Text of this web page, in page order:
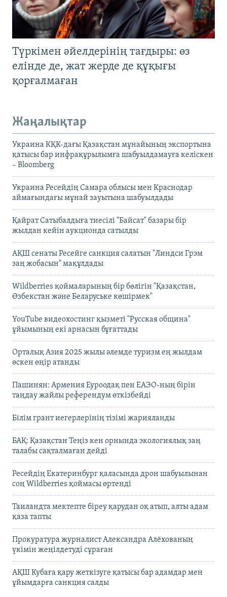
Түркімен әйелдерінің тағдыры: өз
елінде де, жат жерде де құқығы
қорғалмаған
Жаңалықтар
Украина КҚК-дағы Қазақстан мұнайының экспортына
қатысы бар инфрақұрылымға шабуылдамауға келіскен
– Bloomberg
Украина Ресейдің Самара облысы мен Краснодар
аймағындағы мұнай зауытына шабуылдады
Қайрат Сатыбалдыға тиесілі "Байсат" базары бір
жылдан кейін аукционда сатылды
АҚШ сенаты Ресейге санкция салатын "Линдси Грэм
заң жобасын" мақұлдады
Wildberries қоймаларының бір бөлігін "Қазақстан,
Өзбекстан және Беларуське көшірмек"
YouTube видеохостинг қызметі "Русская община"
ұйымының екі арнасын бұғаттады
Орталық Азия 2025 жылы әлемде туризм ең жылдам
өскен өңір атанды
Пашинян: Армения Еуроодақ пен ЕАЭО-ның бірін
таңдау жайлы референдум өткізбейді
Білім грант иегерлерінің тізімі жарияланды
БАҚ: Қазақстан Теңіз кен орнында экологиялық заң
талабы сақталмаған дейді
Ресейдің Екатеринбург қаласында дрон шабуылынан
соң Wildberries қоймасы өртенді
Таиландта мектепте біреу қарудан оқ атып, алты адам
қаза тапты
Прокуратура журналист Александра Алёхованың
үкімін жеңілдетуді сұраған
АҚШ Кубаға қару жеткізуге қатысы бар адамдар мен
ұйымдарға санкция салды